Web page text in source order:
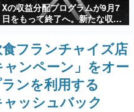
ページビュー数万以上！ などな
た、電ファミ渾身の“殿堂入り”記
の方々に製作時のエピソードをお
（ゲーム）とは何か？を探ってい
ない。『赫本』は、〈試験問題〉
Xの収益分配プログラムが9月7
日をもって終了へ。新たな収益
化制度「Original Content
Rewards Program」を発表
フランチャイズ店
ンペーン」をオー
ンを利用する
ッシュバック